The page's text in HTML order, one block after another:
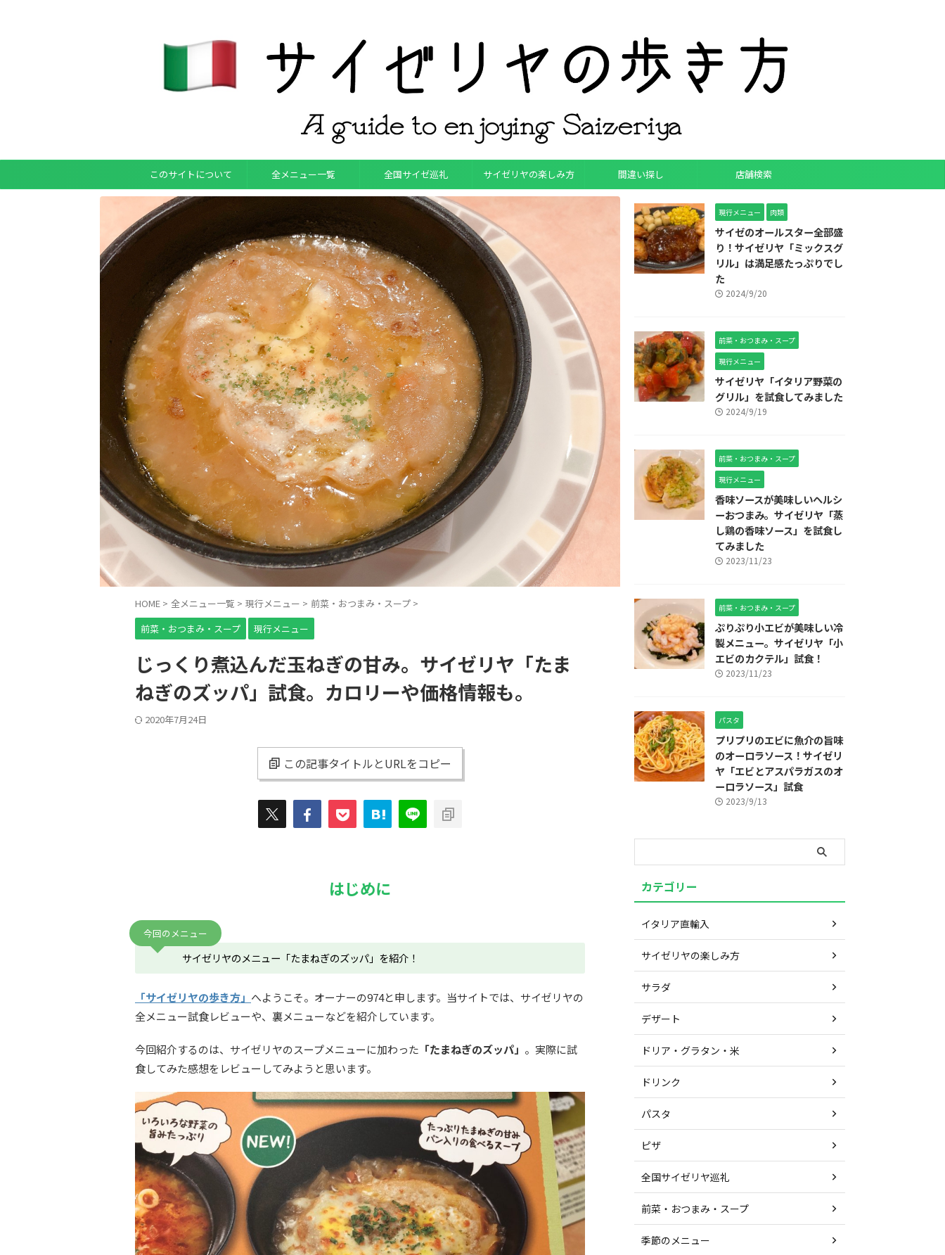
このサイトについて 全メニュー一覧 全国サイゼ巡礼 サイゼリヤの楽しみ方 間違い探し 店舗検索
HOME > 全メニュー一覧 > 現行メニュー > 前菜・おつまみ・スープ >
前菜・おつまみ・スープ
現行メニュー
じっくり煮込んだ玉ねぎの甘み。サイゼリヤ「たま
ねぎのズッパ」試食。カロリーや価格情報も。
2020年7月24日
この記事タイトルとURLをコピー
はじめに
今回のメニュー
サイゼリヤのメニュー「たまねぎのズッパ」を紹介！
「サイゼリヤの歩き方」 へようこそ。オーナーの974と申します。当サイトでは、サイゼリヤの
全メニュー試食レビューや、裏メニューなどを紹介しています。
今回紹介するのは、サイゼリヤのスープメニューに加わった 「たまねぎのズッパ」 。実際に試
食してみた感想をレビューしてみようと思います。
現行メニュー 肉類
サイゼのオールスター全部盛
り！サイゼリヤ「ミックスグ
リル」は満足感たっぷりでし
た
2024/9/20
前菜・おつまみ・スープ
現行メニュー
サイゼリヤ「イタリア野菜の
グリル」を試食してみました
2024/9/19
前菜・おつまみ・スープ
現行メニュー
香味ソースが美味しいヘルシ
ーおつまみ。サイゼリヤ「蒸
し鶏の香味ソース」を試食し
てみました
2023/11/23
前菜・おつまみ・スープ
ぷりぷり小エビが美味しい冷
製メニュー。サイゼリヤ「小
エビのカクテル」試食！
2023/11/23
パスタ
プリプリのエビに魚介の旨味
のオーロラソース！サイゼリ
ヤ「エビとアスパラガスのオ
ーロラソース」試食
2023/9/13
カテゴリー
イタリア直輸入
サイゼリヤの楽しみ方
サラダ
デザート
ドリア・グラタン・米
ドリンク
パスタ
ピザ
全国サイゼリヤ巡礼
前菜・おつまみ・スープ
季節のメニュー